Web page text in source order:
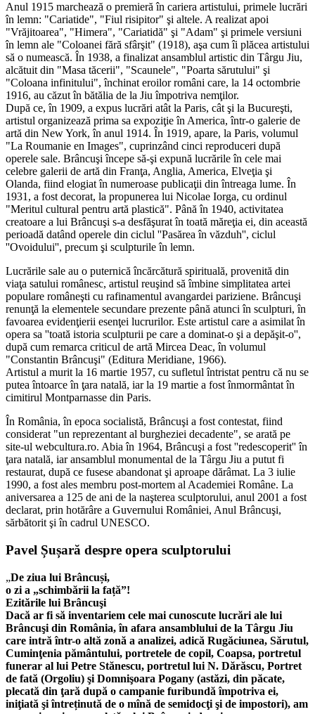
Anul 1915 marchează o premieră în cariera artistului, primele lucrări
în lemn: "Cariatide", "Fiul risipitor" şi altele. A realizat apoi
"Vrăjitoarea", "Himera", "Cariatidă" şi "Adam" şi primele versiuni
în lemn ale "Coloanei fără sfârşit" (1918), aşa cum îi plăcea artistului
să o numească. În 1938, a finalizat ansamblul artistic din Târgu Jiu,
alcătuit din "Masa tăcerii", "Scaunele", "Poarta sărutului" şi
"Coloana infinitului", închinat eroilor români care, la 14 octombrie
1916, au căzut în bătălia de la Jiu împotriva nemţilor.
După ce, în 1909, a expus lucrări atât la Paris, cât şi la Bucureşti,
artistul organizează prima sa expoziţie în America, într-o galerie de
artă din New York, în anul 1914. În 1919, apare, la Paris, volumul
"La Roumanie en Images", cuprinzând cinci reproduceri după
operele sale. Brâncuşi începe să-şi expună lucrările în cele mai
celebre galerii de artă din Franţa, Anglia, America, Elveţia şi
Olanda, fiind elogiat în numeroase publicaţii din întreaga lume. În
1931, a fost decorat, la propunerea lui Nicolae Iorga, cu ordinul
"Meritul cultural pentru artă plastică". Până în 1940, activitatea
creatoare a lui Brâncuşi s-a desfăşurat în toată măreţia ei, din această
perioadă datând operele din ciclul ''Pasărea în văzduh'', ciclul
''Ovoidului'', precum şi sculpturile în lemn.
Lucrările sale au o puternică încărcătură spirituală, provenită din
viaţa satului românesc, artistul reuşind să îmbine simplitatea artei
populare româneşti cu rafinamentul avangardei pariziene. Brâncuşi
renunţă la elementele secundare prezente până atunci în sculpturi, în
favoarea evidenţierii esenţei lucrurilor. Este artistul care a asimilat în
opera sa ''toată istoria sculpturii pe care a dominat-o şi a depăşit-o'',
după cum remarca criticul de artă Mircea Deac, în volumul
"Constantin Brâncuşi" (Editura Meridiane, 1966).
Artistul a murit la 16 martie 1957, cu sufletul întristat pentru că nu se
putea întoarce în ţara natală, iar la 19 martie a fost înmormântat în
cimitirul Montparnasse din Paris.
În România, în epoca socialistă, Brâncuşi a fost contestat, fiind
considerat "un reprezentant al burgheziei decadente", se arată pe
site-ul webcultura.ro. Abia în 1964, Brâncuşi a fost ''redescoperit'' în
ţara natală, iar ansamblul monumental de la Târgu Jiu a putut fi
restaurat, după ce fusese abandonat şi aproape dărâmat. La 3 iulie
1990, a fost ales membru post-mortem al Academiei Române. La
aniversarea a 125 de ani de la naşterea sculptorului, anul 2001 a fost
declarat, prin hotărâre a Guvernului României, Anul Brâncuşi,
sărbătorit şi în cadrul UNESCO.
Pavel Șușară despre opera sculptorului
„De ziua lui Brâncuși,
o zi a „schimbării la față”!
Ezitările lui Brâncuşi
Dacă ar fi să inventariem cele mai cunoscute lucrări ale lui
Brâncuşi din România, în afara ansamblului de la Târgu Jiu
care intră într-o altă zonă a analizei, adică Rugăciunea, Sărutul,
Cuminţenia pământului, portretele de copil, Coapsa, portretul
funerar al lui Petre Stănescu, portretul lui N. Dărăscu, Portret
de fată (Orgoliu) şi Domnişoara Pogany (astăzi, din păcate,
plecată din ţară după o campanie furibundă împotriva ei,
iniţiată şi întreținută de o mînă de semidocţi şi de impostori), am